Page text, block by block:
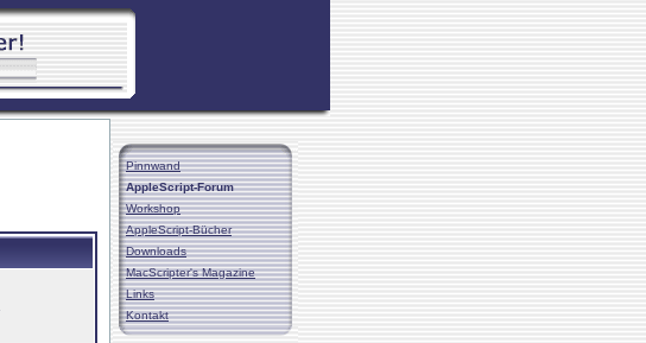
Pinnwand
AppleScript-Forum
Workshop
AppleScript-Bücher
Downloads
MacScripter's Magazine
Links
Kontakt